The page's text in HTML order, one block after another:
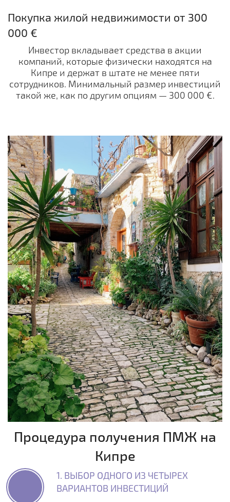
Покупка жилой недвижимости от 300
000 €
Инвестор вкладывает средства в акции
компаний, которые физически находятся на
Кипре и держат в штате не менее пяти
сотрудников. Минимальный размер инвестиций
такой же, как по другим опциям — 300 000 €.
Процедура получения ПМЖ на
Кипре
1. ВЫБОР ОДНОГО ИЗ ЧЕТЫРЕХ
ВАРИАНТОВ ИНВЕСТИЦИЙ